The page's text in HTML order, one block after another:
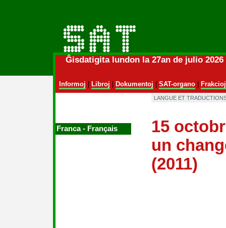
Ĝisdatigita lundon la 27an de julio
Informoj Libroj Dokumentoj SAT-organo| Frakcioj
Franca ‑ Français
LANGUE ET
15
un
(2011)